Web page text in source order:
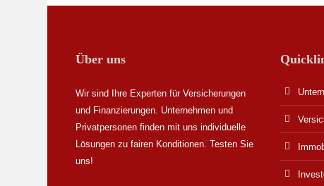
Über uns
Wir sind Ihre Experten für Versicherungen
und Finanzierungen. Unternehmen und
Privatpersonen finden mit uns individuelle
Lösungen zu fairen Konditionen. Testen Sie
uns!